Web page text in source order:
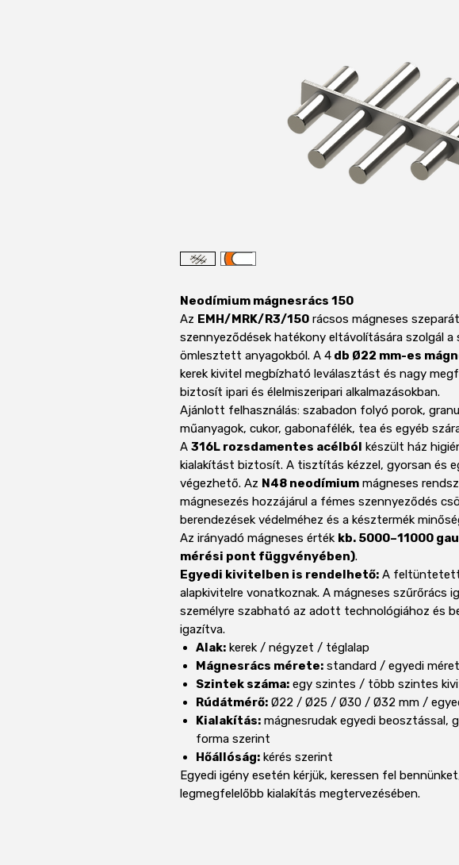
Neodímium mágnesrács 150
Az EMH/MRK/R3/150 rácsos mágneses
szennyeződések hatékony eltávolítására szolgál
ömlesztett anyagokból. A 4 db Ø22 mm-es
kerek kivitel megbízható leválasztást és nagy
biztosít ipari és élelmiszeripari alkalmazásokban.
Ajánlott felhasználás: szabadon folyó porok,
műanyagok, cukor, gabonafélék, tea és egyéb
A 316L rozsdamentes acélból
készült ház
kialakítást biztosít. A tisztítás kézzel, gyorsan és
végezhető. Az N48 neodímium mágneses
mágnesezés hozzájárul a fémes szennyeződés
berendezések védelméhez és a késztermék
Az irányadó mágneses érték kb. 5000–11000
mérési pont függvényében).
Egyedi kivitelben is rendelhető: A feltüntetett
alapkivitelre vonatkoznak. A mágneses szűrőrács
személyre szabható az adott technológiához és
igazítva.
Alak: kerek / négyzet / téglalap
Mágnesrács mérete: standard / egyedi méret
Szintek száma: egy szintes / több szintes
Rúdátmérő: Ø22 / Ø25 / Ø30 / Ø32 mm /
Kialakítás: mágnesrudak egyedi beosztással,
forma szerint
Hőállóság: kérés szerint
Egyedi igény esetén kérjük, keressen fel
legmegfelelőbb kialakítás megtervezésében.